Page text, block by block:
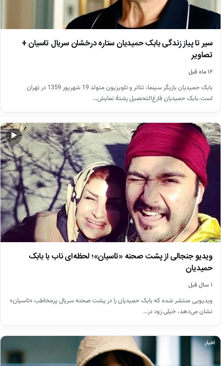
سیر تا پیاز زندگی بابک حمیدیان ستاره درخشان سریال تاسیان +
تصاویر
۱۲ ماه قبل
بابک حمیدیان بازیگر سینما، تئاتر و تلویزیون متولد 19 شهریور 1359 در تهران
است.بابک حمیدیان فارغ‌التحصیل رشتهٔ نمایش…
▶
اخبار
ویدیو جنجالی از پشت صحنه «تاسیان»؛ لحظه‌ای ناب با بابک
حمیدیان
۱ سال قبل
ویدیویی منتشر شده که بابک حمیدیان را در پشت صحنه سریال پرمخاطب «تاسیان»
نشان می‌دهد، خیلی زود در…
اخبار